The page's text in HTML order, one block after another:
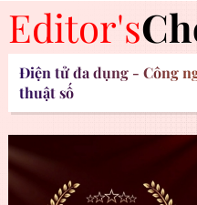
Editor's
Điện tử đa dụng - Công
thuật số